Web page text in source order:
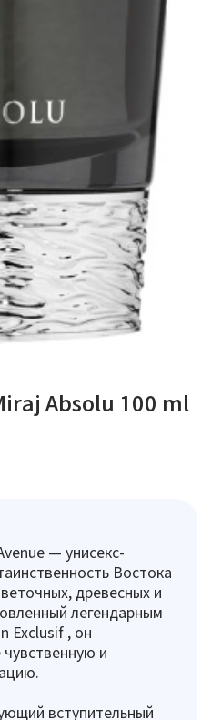
Absolu 100 ml
— унисекс-
Востока
древесных и
легендарным
Exclusif , он
и
вступительный